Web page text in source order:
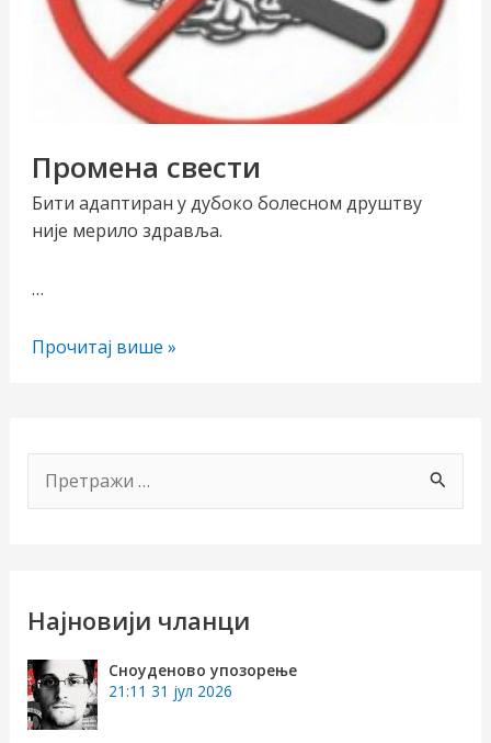
Промена свести
Бити адаптиран у дубоко болесном друштву
није мерило здравља.
…
Промена
Прочитај више »
р
р
г
а
Најновији чланци
Сноуденово упозорење
21:11 31 јул 2026